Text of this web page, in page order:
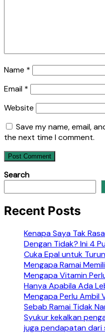
Name *
Email *
Website
Save my name, email,
the next time I comment.
Search
Recent Posts
Kenapa Saya Tak
Dengan Tidak? Ini 4
Cuka Epal untuk
Mengapa Ramai
Mengapa Vitamin
Hanya Apabila Ada
Mengapa Perlu Ambil
Sebab Ramai Tidak
Syukur kekalkan
juga pendapatan dari